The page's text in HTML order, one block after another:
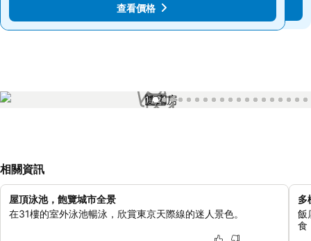
查看價格
查看價格
1 / 24
相關資訊
屋頂泳池，飽覽城市全景
在31樓的室外泳池暢泳，欣賞東京天際線的迷人景色。
多
飯
食